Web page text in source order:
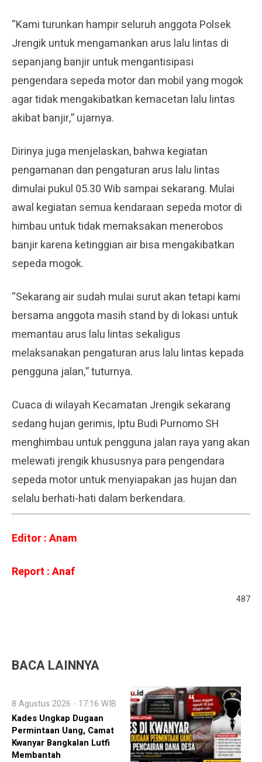
“Kami turunkan hampir seluruh anggota Polsek
Jrengik untuk mengamankan arus lalu lintas di
sepanjang banjir untuk mengantisipasi
pengendara sepeda motor dan mobil yang mogok
agar tidak mengakibatkan kemacetan lalu lintas
akibat banjir,” ujarnya.
Dirinya juga menjelaskan, bahwa kegiatan
pengamanan dan pengaturan arus lalu lintas
dimulai pukul 05.30 Wib sampai sekarang. Mulai
awal kegiatan semua kendaraan sepeda motor di
himbau untuk tidak memaksakan menerobos
banjir karena ketinggian air bisa mengakibatkan
sepeda mogok.
“Sekarang air sudah mulai surut akan tetapi kami
bersama anggota masih stand by di lokasi untuk
memantau arus lalu lintas sekaligus
melaksanakan pengaturan arus lalu lintas kepada
pengguna jalan,” tuturnya.
Cuaca di wilayah Kecamatan Jrengik sekarang
sedang hujan gerimis, Iptu Budi Purnomo SH
menghimbau untuk pengguna jalan raya yang akan
melewati jrengik khususnya para pengendara
sepeda motor untuk menyiapakan jas hujan dan
selalu berhati-hati dalam berkendara.
Editor : Anam
Report : Anaf
487
BACA LAINNYA
8 Agustus 2026 - 17:16 WIB
Kades Ungkap Dugaan
Permintaan Uang, Camat
Kwanyar Bangkalan Lutfi
Membantah